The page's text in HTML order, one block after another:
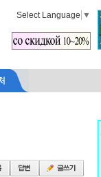
Select Language ▼